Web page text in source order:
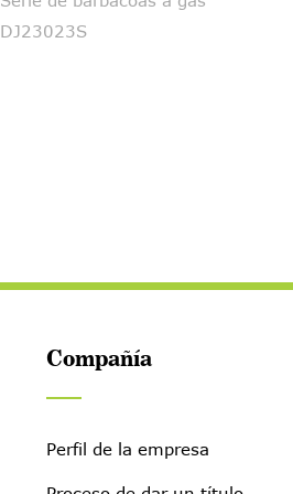
DJ23023S
Compañía
Perfil de la empresa